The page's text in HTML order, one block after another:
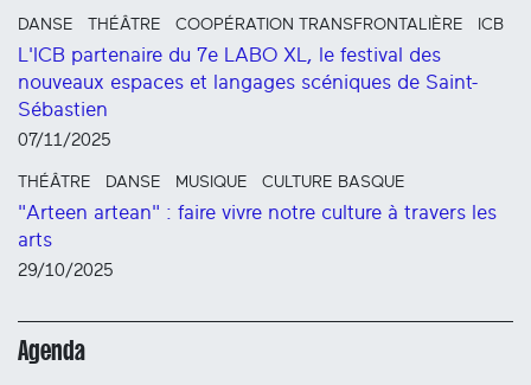
DANSE THÉÂTRE COOPÉRATION TRANSFRONTALIÈRE ICB
L'ICB partenaire du 7e LABO XL, le festival des
nouveaux espaces et langages scéniques de Saint-
Sébastien
07/11/2025
THÉÂTRE DANSE MUSIQUE CULTURE BASQUE
"Arteen artean" : faire vivre notre culture à travers les
arts
29/10/2025
Agenda